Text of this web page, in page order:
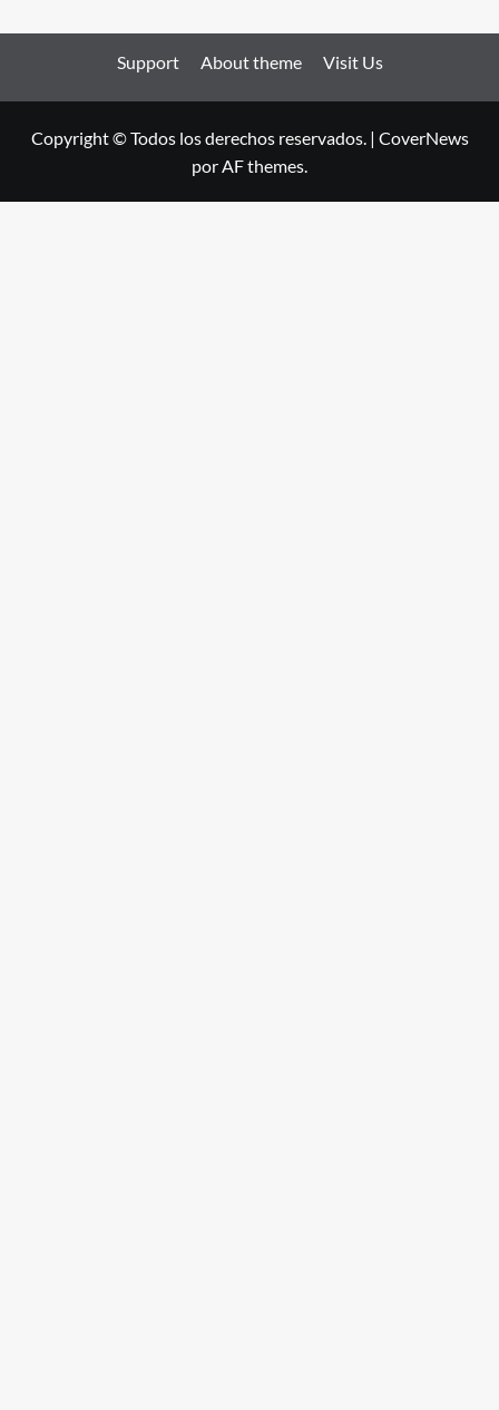
Support About theme Visit Us
Copyright © Todos los derechos reservados. | CoverNews
por AF themes.